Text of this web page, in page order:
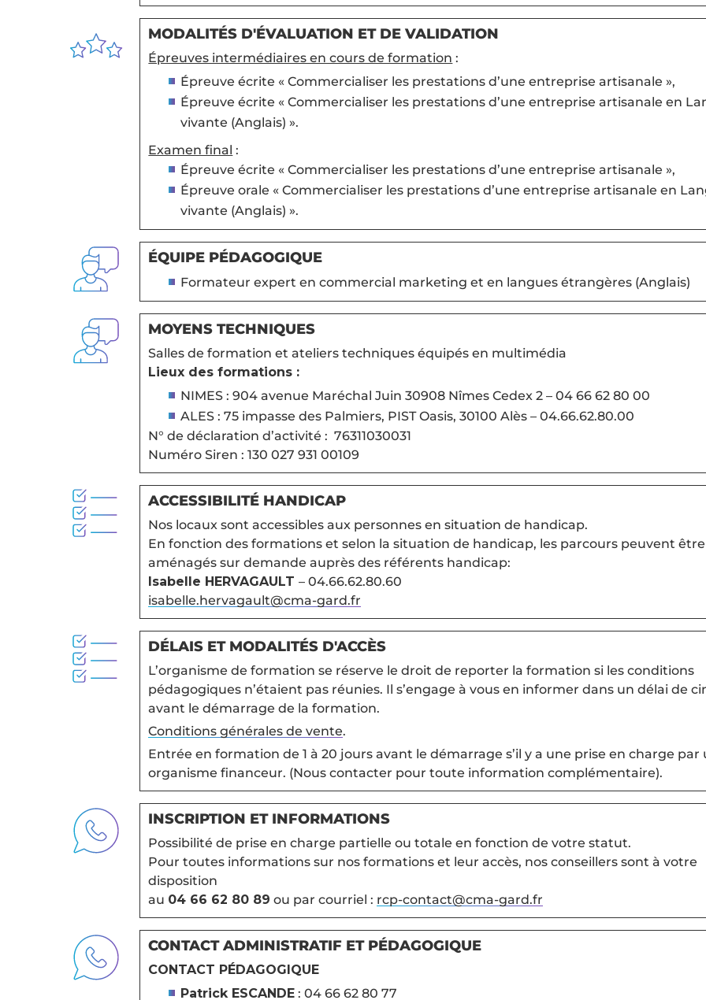
MODALITÉS D'ÉVALUATION ET DE VALIDATION
Épreuves intermédiaires en cours de formation :
Épreuve écrite « Commercialiser les prestations d’une entreprise artisanale »,
Épreuve écrite « Commercialiser les prestations d’une entreprise artisanale en
vivante (Anglais) ».
Examen final :
Épreuve écrite « Commercialiser les prestations d’une entreprise artisanale »,
Épreuve orale « Commercialiser les prestations d’une entreprise artisanale en
vivante (Anglais) ».
ÉQUIPE PÉDAGOGIQUE
Formateur expert en commercial marketing et en langues étrangères (Anglais)
MOYENS TECHNIQUES
Salles de formation et ateliers techniques équipés en multimédia
Lieux des formations :
NIMES : 904 avenue Maréchal Juin 30908 Nîmes Cedex 2 – 04 66 62 80 00
ALES : 75 impasse des Palmiers, PIST Oasis, 30100 Alès – 04.66.62.80.00
N° de déclaration d’activité : 76311030031
Numéro Siren : 130 027 931 00109
ACCESSIBILITÉ HANDICAP
Nos locaux sont accessibles aux personnes en situation de handicap.
En fonction des formations et selon la situation de handicap, les parcours peuvent être
aménagés sur demande auprès des référents handicap:
Isabelle HERVAGAULT– 04.66.62.80.60
isabelle.hervagault@cma-gard.fr
DÉLAIS ET MODALITÉS D'ACCÈS
L’organisme de formation se réserve le droit de reporter la formation si les conditions
pédagogiques n’étaient pas réunies. Il s’engage à vous en informer dans un délai de
avant le démarrage de la formation.
Conditions générales de vente.
Entrée en formation de 1 à 20 jours avant le démarrage s’il y a une prise en charge par
organisme financeur. (Nous contacter pour toute information complémentaire).
INSCRIPTION ET INFORMATIONS
Possibilité de prise en charge partielle ou totale en fonction de votre statut.
Pour toutes informations sur nos formations et leur accès, nos conseillers sont à votre
disposition
au 04 66 62 80 89 ou par courriel : rcp-contact@cma-gard.fr
CONTACT ADMINISTRATIF ET PÉDAGOGIQUE
CONTACT PÉDAGOGIQUE
Patrick ESCANDE : 04 66 62 80 77